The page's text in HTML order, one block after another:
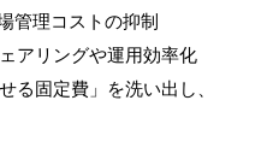
管理コストの抑制
アリングや運用効率化
る固定費」を洗い出し、